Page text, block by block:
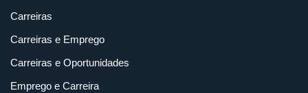
Carreiras
Carreiras e Emprego
Carreiras e Oportunidades
Emprego e Carreira